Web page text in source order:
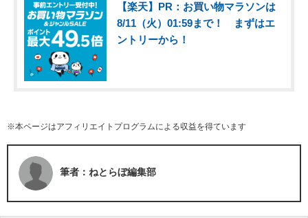
【楽天】PR：お買い物マラソンは
8/11（火）01:59まで！ まずはエ
ントリーから！
※本ページはアフィリエイトプログラムによる収益を得ています
筆者：ねとらぼ編集部